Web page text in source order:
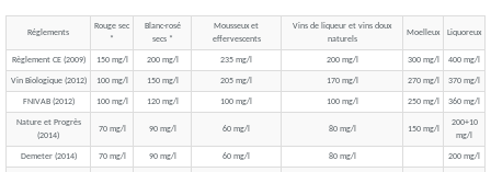
Réglements
Rouge sec
*
Blanc-rosé
secs *
Mousseux et
effervescents
Vins de liqueur et vins doux
naturels
Moelleux Liquoreux
Règlement CE (2009) 150 mg/l 200 mg/l 235 mg/l 200 mg/l 300 mg/l 400 mg/l
Vin Biologique (2012) 100 mg/l 150 mg/l 205 mg/l 170 mg/l 270 mg/l 370 mg/l
FNIVAB (2012) 100 mg/l 120 mg/l 100 mg/l 100 mg/l 250 mg/l 360 mg/l
Nature et Progrès
(2014)
70 mg/l 90 mg/l 60 mg/l 80 mg/l 150 mg/l
200+10
mg/l
Demeter (2014) 70 mg/l 90 mg/l 60 mg/l 80 mg/l 200 mg/l